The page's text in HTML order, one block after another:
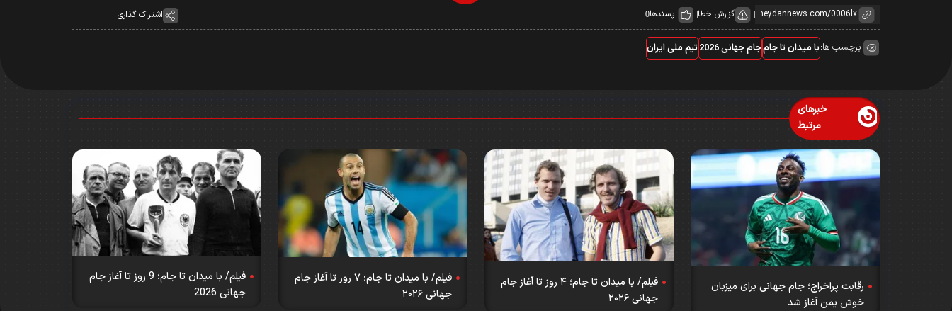
Video
گزارش خطا پسندها0 اشتراک گذاری
برچسب ها:با میدان تا جامجام جهانی 2026 تیم ملی ایران
خبرهای
مرتبط
رقابت پراخراج؛ جام جهانی برای میزبان
خوش یمن آغاز شد
فیلم/ با میدان تا جام؛ ۴ روز تا آغاز جام
جهانی ۲۰۲۶
فیلم/ با میدان تا جام؛ ۷ روز تا آغاز جام
جهانی ۲۰۲۶
فیلم/ با میدان تا جام؛ 9 روز تا آغاز جام
جهانی 2026